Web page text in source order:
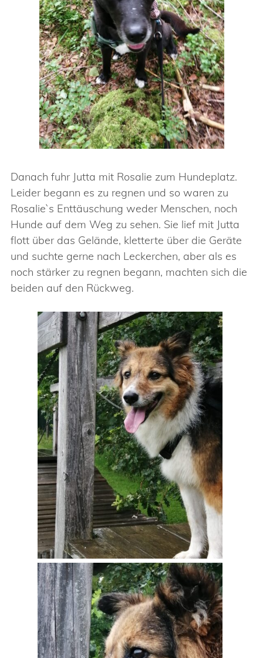
Danach fuhr Jutta mit Rosalie zum Hundeplatz.
Leider begann es zu regnen und so waren zu
Rosalie`s Enttäuschung weder Menschen, noch
Hunde auf dem Weg zu sehen. Sie lief mit Jutta
flott über das Gelände, kletterte über die Geräte
und suchte gerne nach Leckerchen, aber als es
noch stärker zu regnen begann, machten sich die
beiden auf den Rückweg.